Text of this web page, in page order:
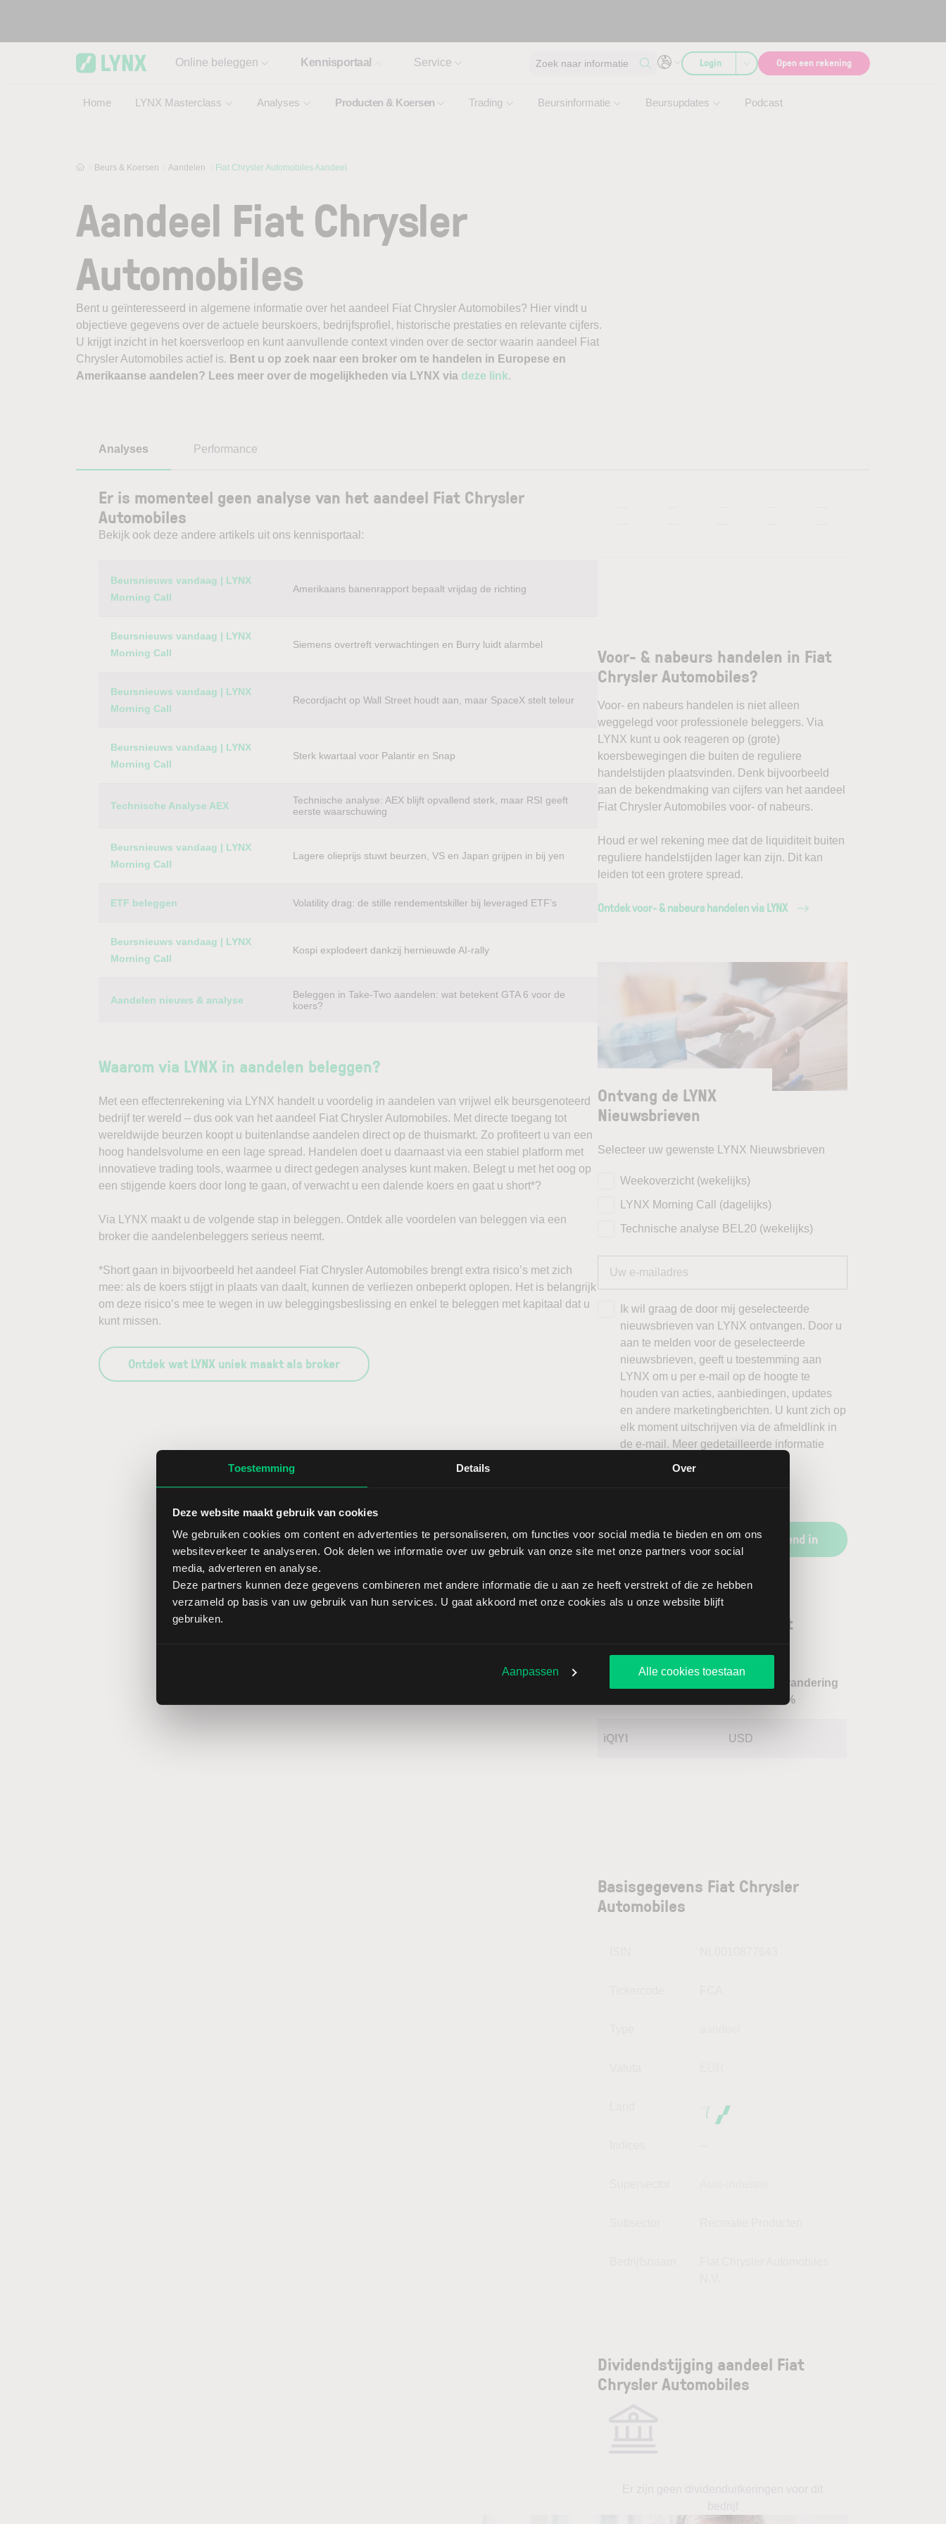
Toestemming Details Over
Deze website maakt gebruik van cookies
We gebruiken cookies om content en advertenties te personaliseren, om functies voor social media te bieden en om ons
websiteverkeer te analyseren. Ook delen we informatie over uw gebruik van onze site met onze partners voor social
media, adverteren en analyse.
Deze partners kunnen deze gegevens combineren met andere informatie die u aan ze heeft verstrekt of die ze hebben
verzameld op basis van uw gebruik van hun services. U gaat akkoord met onze cookies als u onze website blijft
gebruiken.
Aanpassen Alle cookies toestaan
Online beleggen Kennisportaal
Home LYNX Masterclass Analyses Producten & Koersen Trading Beursinformatie Beursupdates Podcast
Service Zoek naar informatie Login Open een rekening
Beurs & Koersen Aandelen Fiat Chrysler Automobiles Aandeel
Aandeel Fiat Chrysler
Automobiles
Bent u geïnteresseerd in algemene informatie over het aandeel Fiat Chrysler Automobiles? Hier vindt u
objectieve gegevens over de actuele beurskoers, bedrijfsprofiel, historische prestaties en relevante cijfers.
U krijgt inzicht in het koersverloop en kunt aanvullende context vinden over de sector waarin aandeel Fiat
Chrysler Automobiles actief is. Bent u op zoek naar een broker om te handelen in Europese en
Amerikaanse aandelen? Lees meer over de mogelijkheden via LYNX via deze link.
Analyses Performance
Er is momenteel geen analyse van het aandeel Fiat Chrysler
Automobiles
Bekijk ook deze andere artikels uit ons kennisportaal:
Category Titel
Beursnieuws vandaag | LYNX
Morning Call
Amerikaans banenrapport bepaalt vrijdag de richting
Beursnieuws vandaag | LYNX
Morning Call
Siemens overtreft verwachtingen en Burry luidt alarmbel
Beursnieuws vandaag | LYNX
Morning Call
Recordjacht op Wall Street houdt aan, maar SpaceX stelt teleur
Beursnieuws vandaag | LYNX
Morning Call
Sterk kwartaal voor Palantir en Snap
Technische Analyse AEX
Technische analyse: AEX blijft opvallend sterk, maar RSI geeft
eerste waarschuwing
Beursnieuws vandaag | LYNX
Morning Call
Lagere olieprijs stuwt beurzen, VS en Japan grijpen in bij yen
ETF beleggen Volatility drag: de stille rendementskiller bij leveraged ETF’s
Beursnieuws vandaag | LYNX
Morning Call
Kospi explodeert dankzij hernieuwde AI-rally
Aandelen nieuws & analyse
Beleggen in Take-Two aandelen: wat betekent GTA 6 voor de
koers?
Waarom via LYNX in aandelen beleggen?
Met een effectenrekening via LYNX handelt u voordelig in aandelen van vrijwel elk beursgenoteerd
bedrijf ter wereld – dus ook van het aandeel Fiat Chrysler Automobiles. Met directe toegang tot
wereldwijde beurzen koopt u buitenlandse aandelen direct op de thuismarkt. Zo profiteert u van een
hoog handelsvolume en een lage spread. Handelen doet u daarnaast via een stabiel platform met
innovatieve trading tools, waarmee u direct gedegen analyses kunt maken. Belegt u met het oog op
een stijgende koers door long te gaan, of verwacht u een dalende koers en gaat u short*?
Via LYNX maakt u de volgende stap in beleggen. Ontdek alle voordelen van beleggen via een
broker die aandelenbeleggers serieus neemt.
*Short gaan in bijvoorbeeld het aandeel Fiat Chrysler Automobiles brengt extra risico’s met zich
mee: als de koers stijgt in plaats van daalt, kunnen de verliezen onbeperkt oplopen. Het is belangrijk
om deze risico’s mee te wegen in uw beleggingsbeslissing en enkel te beleggen met kapitaal dat u
kunt missen.
Ontdek wat LYNX uniek maakt als broker
Voor- & nabeurs handelen in Fiat
Chrysler Automobiles?
Voor- en nabeurs handelen is niet alleen
weggelegd voor professionele beleggers. Via
LYNX kunt u ook reageren op (grote)
koersbewegingen die buiten de reguliere
handelstijden plaatsvinden. Denk bijvoorbeeld
aan de bekendmaking van cijfers van het aandeel
Fiat Chrysler Automobiles voor- of nabeurs.
Houd er wel rekening mee dat de liquiditeit buiten
reguliere handelstijden lager kan zijn. Dit kan
leiden tot een grotere spread.
Ontdek voor- & nabeurs handelen via LYNX
Ontvang de LYNX
Nieuwsbrieven
Selecteer uw gewenste LYNX Nieuwsbrieven
Weekoverzicht (wekelijks)
LYNX Morning Call (dagelijks)
Technische analyse BEL20 (wekelijks)
Ik wil graag de door mij geselecteerde
nieuwsbrieven van LYNX ontvangen. Door u
aan te melden voor de geselecteerde
nieuwsbrieven, geeft u toestemming aan
LYNX om u per e-mail op de hoogte te
houden van acties, aanbiedingen, updates
en andere marketingberichten. U kunt zich op
elk moment uitschrijven via de afmeldlink in
de e-mail. Meer gedetailleerde informatie
Schrijf u vrijblijvend in
Sectorgenoten aandeel Fiat
Naam Koers Valuta
Verandering
in %
iQIYI USD
Basisgegevens Fiat Chrysler
Automobiles
Dividendstijging aandeel Fiat
Chrysler Automobiles